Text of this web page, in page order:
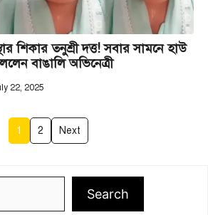
শিকার তনুশ্রী দত্ত! সবার সামনে হাউ
বাঙালি অভিনেত্রী
22, 2025
1 2 Next
Search